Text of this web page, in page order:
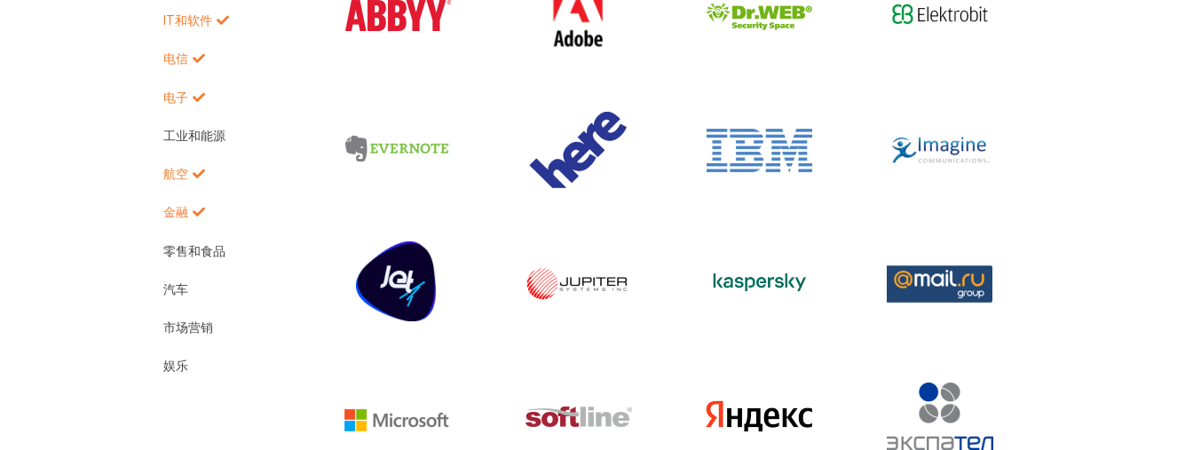
IT和软件
电信
电子
工业和能源
航空
金融
零售和食品
汽车
市场营销
娱乐